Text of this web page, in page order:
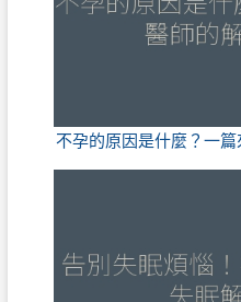
不孕的原因是什麼？一